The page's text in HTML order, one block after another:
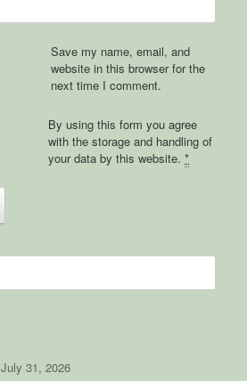
Save my name, email, and
website in this browser for the
next time I comment.
By using this form you agree
with the storage and handling of
your data by this website. *
July 31, 2026